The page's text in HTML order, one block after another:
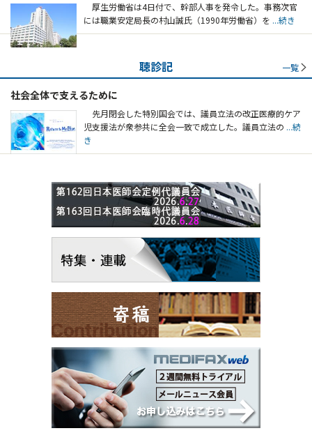
厚生労働省は4日付で、幹部人事を発令した。事務次官
には職業安定局長の村山誠氏（1990年労働省）を ...続き
聴診記 一覧
社会全体で支えるために
先月閉会した特別国会では、議員立法の改正医療的ケア
児支援法が衆参共に全会一致で成立した。議員立法の ...続
き